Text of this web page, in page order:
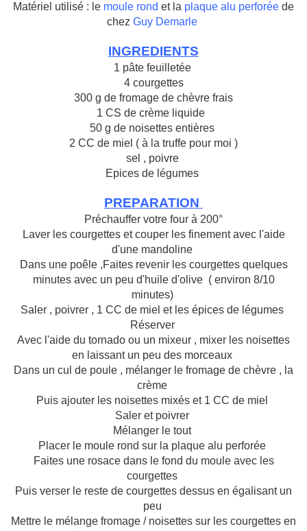
Matériel utilisé : le moule rond et la plaque alu perforée de
chez Guy Demarle
INGREDIENTS
1 pâte feuilletée
4 courgettes
300 g de fromage de chèvre frais
1 CS de crème liquide
50 g de noisettes entières
2 CC de miel ( à la truffe pour moi )
sel , poivre
Epices de légumes
PREPARATION
Préchauffer votre four à 200°
Laver les courgettes et couper les finement avec l'aide
d'une mandoline
Dans une poêle ,Faites revenir les courgettes quelques
minutes avec un peu d'huile d'olive ( environ 8/10
minutes)
Saler , poivrer , 1 CC de miel et les épices de légumes
Réserver
Avec l'aide du tornado ou un mixeur , mixer les noisettes
en laissant un peu des morceaux
Dans un cul de poule , mélanger le fromage de chèvre , la
crème
Puis ajouter les noisettes mixés et 1 CC de miel
Saler et poivrer
Mélanger le tout
Placer le moule rond sur la plaque alu perforée
Faites une rosace dans le fond du moule avec les
courgettes
Puis verser le reste de courgettes dessus en égalisant un
peu
Mettre le mélange fromage / noisettes sur les courgettes en